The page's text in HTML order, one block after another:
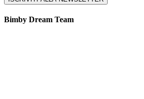
Bimby Dream Team